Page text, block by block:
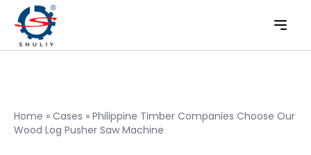
Home » Cases » Philippine Timber Companies Choose Our
Wood Log Pusher Saw Machine